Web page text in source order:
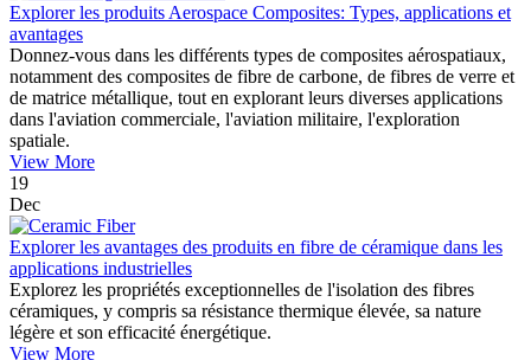
Explorer les produits Aerospace Composites: Types, applications et
avantages
Donnez-vous dans les différents types de composites aérospatiaux,
notamment des composites de fibre de carbone, de fibres de verre et
de matrice métallique, tout en explorant leurs diverses applications
dans l'aviation commerciale, l'aviation militaire, l'exploration
spatiale.
View More
19
Dec
Explorer les avantages des produits en fibre de céramique dans les
applications industrielles
Explorez les propriétés exceptionnelles de l'isolation des fibres
céramiques, y compris sa résistance thermique élevée, sa nature
légère et son efficacité énergétique.
View More